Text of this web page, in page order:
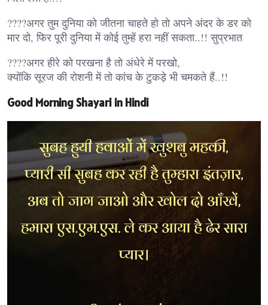
????अगर तुम दुनिया को जीतना चाहते हो तो अपने अंदर के डर को
मार दो, फिर पूरी दुनिया में कोई तुम्हें हरा नहीं सकता..!! सुप्रभात
????अगर हीरे को परखना है तो अंधेरे में परखो,
क्योंकि सूरज की रोशनी में तो कांच के टुकड़े भी चमकते हैं..!!
Good Morning Shayari in Hindi